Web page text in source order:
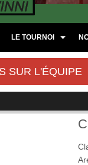
LE TOURNOI
SUR L'ÉQUIPE